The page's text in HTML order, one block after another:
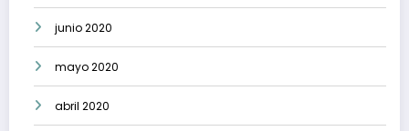
junio 2020
mayo 2020
abril 2020